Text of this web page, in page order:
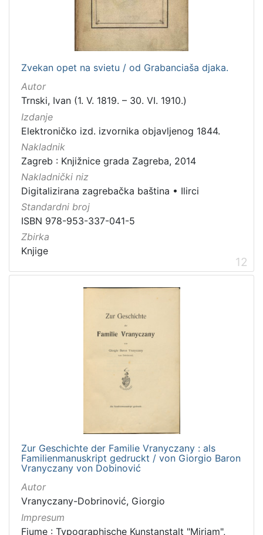
Zvekan opet na svietu / od Grabanciaša djaka.
Autor
Trnski, Ivan (1. V. 1819. – 30. VI. 1910.)
Izdanje
Elektroničko izd. izvornika objavljenog 1844.
Nakladnik
Zagreb : Knjižnice grada Zagreba, 2014
Nakladnički niz
Digitalizirana zagrebačka baština • Ilirci
Standardni broj
ISBN 978-953-337-041-5
Zbirka
Knjige
12
Zur Geschichte der Familie Vranyczany : als
Familienmanuskript gedruckt / von Giorgio Baron
Vranyczany von Dobinović
Autor
Vranyczany-Dobrinović, Giorgio
Impresum
Fiume : Typographische Kunstanstalt "Miriam",